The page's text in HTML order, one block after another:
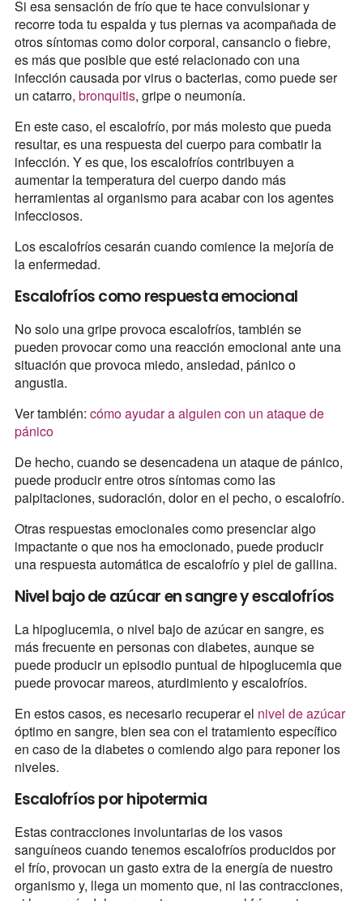
Si esa sensación de frío que te hace convulsionar y
recorre toda tu espalda y tus piernas va acompañada de
otros síntomas como dolor corporal, cansancio o fiebre,
es más que posible que esté relacionado con una
infección causada por virus o bacterias, como puede ser
un catarro, bronquitis, gripe o neumonía.
En este caso, el escalofrío, por más molesto que pueda
resultar, es una respuesta del cuerpo para combatir la
infección. Y es que, los escalofríos contribuyen a
aumentar la temperatura del cuerpo dando más
herramientas al organismo para acabar con los agentes
infecciosos.
Los escalofríos cesarán cuando comience la mejoría de
la enfermedad.
Escalofríos como respuesta emocional
No solo una gripe provoca escalofríos, también se
pueden provocar como una reacción emocional ante una
situación que provoca miedo, ansiedad, pánico o
angustia.
Ver también: cómo ayudar a alguien con un ataque de
pánico
De hecho, cuando se desencadena un ataque de pánico,
puede producir entre otros síntomas como las
palpitaciones, sudoración, dolor en el pecho, o escalofrío.
Otras respuestas emocionales como presenciar algo
impactante o que nos ha emocionado, puede producir
una respuesta automática de escalofrío y piel de gallina.
Nivel bajo de azúcar en sangre y escalofríos
La hipoglucemia, o nivel bajo de azúcar en sangre, es
más frecuente en personas con diabetes, aunque se
puede producir un episodio puntual de hipoglucemia que
puede provocar mareos, aturdimiento y escalofríos.
En estos casos, es necesario recuperar el nivel de azúcar
óptimo en sangre, bien sea con el tratamiento específico
en caso de la diabetes o comiendo algo para reponer los
niveles.
Escalofríos por hipotermia
Estas contracciones involuntarias de los vasos
sanguíneos cuando tenemos escalofríos producidos por
el frío, provocan un gasto extra de la energía de nuestro
organismo y, llega un momento que, ni las contracciones,